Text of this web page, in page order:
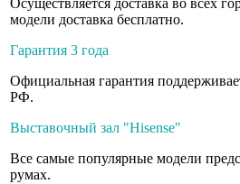
Осуществляется доставка во всех
модели доставка бесплатно.
Гарантия 3 года
Официальная гарантия
РФ.
Выставочный зал "Hisense"
Все самые популярные модели
румах.